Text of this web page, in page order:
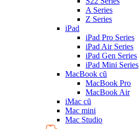
A Series
Z Series
iPad
iPad Pro Series
iPad Air Series
iPad Gen Series
iPad Mini Series
MacBook cũ
MacBook Pro
MacBook Air
iMac cũ
Mac mini
Mac Studio